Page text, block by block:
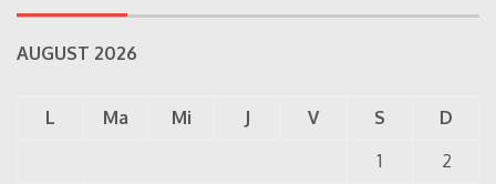
AUGUST 2026
L Ma Mi J V S
D
1
2